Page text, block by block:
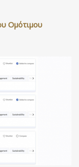
Ομότιμου